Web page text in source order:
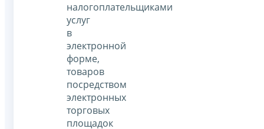
налогоплательщиками
услуг
в
электронной
форме,
товаров
посредством
электронных
торговых
площадок